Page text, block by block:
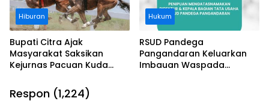
Hiburan
Bupati Citra Ajak
Masyarakat Saksikan
Kejurnas Pacuan Kuda
Legokjawa
Hukum
RSUD Pandega
Pangandaran Keluarkan
Imbauan Waspada
Respon (1,224)